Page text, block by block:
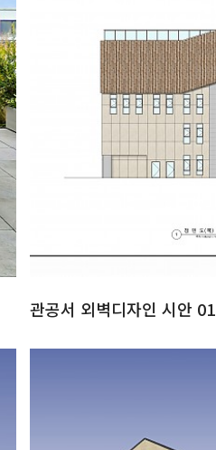
관공서 외벽디자인 시안 01